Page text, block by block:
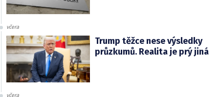
včera
Trump těžce nese výsledky
průzkumů. Realita je prý jiná
včera